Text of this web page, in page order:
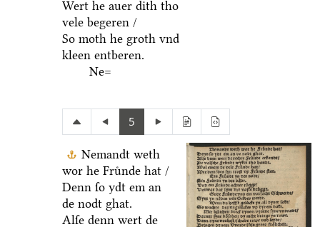
Wert he auer dith tho
vele begeren /
So moth he groth vnd
kleen entberen.
Ne=
5
Nemandt weth
wor he Fruͤnde hat /
Denn ſo ydt em an
de nodt ghat.
Alſe denn wert de